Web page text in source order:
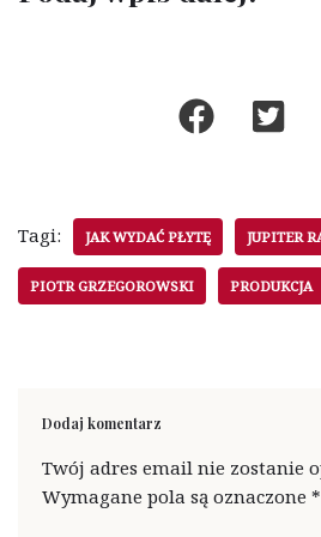
Tagi: JAK WYDAĆ PŁYTĘ JUPITER
PIOTR GRZEGOROWSKI PRODUKCJA
Dodaj komentarz
Twój adres email nie zostanie
Wymagane pola są oznaczone *